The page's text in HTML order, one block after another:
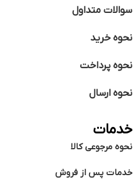
سوالات متداول
نحوه خرید
نحوه پرداخت
نحوه ارسال
خدمات
نحوه مرجوعی کالا
خدمات پس از فروش